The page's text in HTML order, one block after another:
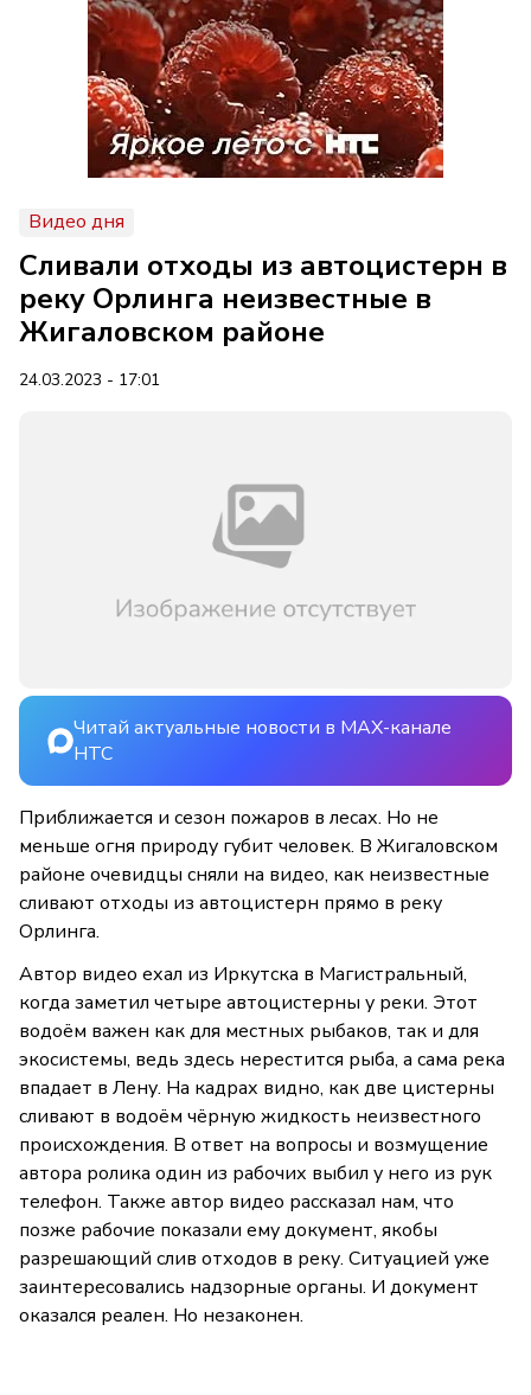
Видео дня
Сливали отходы из автоцистерн в
реку Орлинга неизвестные в
Жигаловском районе
24.03.2023 - 17:01
Читай актуальные новости в MAX-канале
НТС
Приближается и сезон пожаров в лесах. Но не
меньше огня природу губит человек. В Жигаловском
районе очевидцы сняли на видео, как неизвестные
сливают отходы из автоцистерн прямо в реку
Орлинга.
Автор видео ехал из Иркутска в Магистральный,
когда заметил четыре автоцистерны у реки. Этот
водоём важен как для местных рыбаков, так и для
экосистемы, ведь здесь нерестится рыба, а сама река
впадает в Лену. На кадрах видно, как две цистерны
сливают в водоём чёрную жидкость неизвестного
происхождения. В ответ на вопросы и возмущение
автора ролика один из рабочих выбил у него из рук
телефон. Также автор видео рассказал нам, что
позже рабочие показали ему документ, якобы
разрешающий слив отходов в реку. Ситуацией уже
заинтересовались надзорные органы. И документ
оказался реален. Но незаконен.